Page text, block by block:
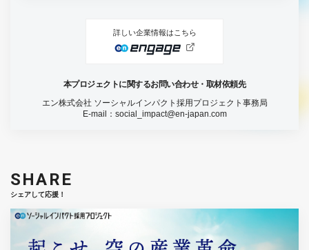
詳しい企業情報はこちら
本プロジェクトに関するお問い合わせ・取材依頼先
エン株式会社 ソーシャルインパクト採用プロジェクト事務局
E-mail： social_impact@en-japan.com
SHARE
シェアして応援！